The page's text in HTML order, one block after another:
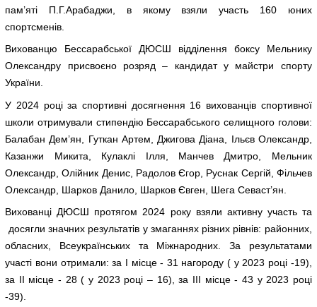
пам’яті П.Г.Арабаджи, в якому взяли участь 160 юних
спортсменів.
Вихованцю Бессарабської ДЮСШ відділення боксу Мельнику
Олександру присвоєно розряд – кандидат у майстри спорту
України.
У 2024 році за спортивні досягнення 16 вихованців спортивної
школи отримували стипендію Бессарабського селищного голови:
Балабан Дем’ян, Гуткан Артем, Джигова Діана, Ільєв Олександр,
Казанжи Микита, Кулаклі Ілля, Манчев Дмитро, Мельник
Олександр, Олійник Денис, Радолов Єгор, Руснак Сергій, Фільчев
Олександр, Шарков Данило, Шарков Євген, Шега Севаст’ян.
Вихованці ДЮСШ протягом 2024 року взяли активну участь та
досягли значних результатів у змаганнях різних рівнів: районних,
обласних, Всеукраїнських та Міжнародних. За результатами
участі вони отримали: за І місце - 31 нагороду ( у 2023 році -19),
за ІІ місце - 28 ( у 2023 році – 16), за ІІІ місце - 43 у 2023 році
-39).